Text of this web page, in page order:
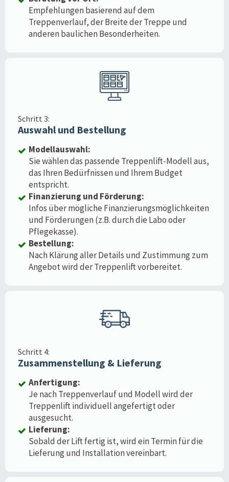
Empfehlungen basierend auf dem
Treppenverlauf, der Breite der Treppe und
anderen baulichen Besonderheiten.
Schritt 3:
Auswahl und Bestellung
Modellauswahl:
Sie wählen das passende Treppenlift-Modell aus,
das Ihren Bedürfnissen und Ihrem Budget
entspricht.
Finanzierung und Förderung:
Infos über mögliche Finanzierungsmöglichkeiten
und Förderungen (z.B. durch die Labo oder
Pflegekasse).
Bestellung:
Nach Klärung aller Details und Zustimmung zum
Angebot wird der Treppenlift vorbereitet.
Schritt 4:
Zusammenstellung & Lieferung
Anfertigung:
Je nach Treppenverlauf und Modell wird der
Treppenlift individuell angefertigt oder
ausgesucht.
Lieferung:
Sobald der Lift fertig ist, wird ein Termin für die
Lieferung und Installation vereinbart.